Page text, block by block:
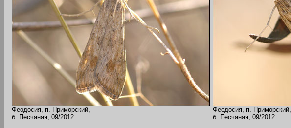
Феодосия, п. Приморский,
б. Песчаная, 09/2012
Феодосия, п. Приморский,
б. Песчаная, 09/2012